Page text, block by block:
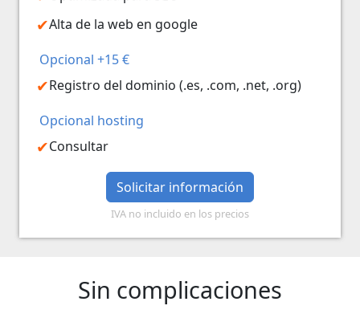
Alta de la web en google
Opcional +15 €
Registro del dominio (.es, .com, .net, .org)
Opcional hosting
Consultar
Solicitar información
IVA no incluido en los precios
Sin complicaciones